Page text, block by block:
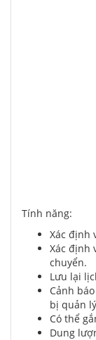
Tính năng:
Xác định
Xác định
chuyển.
Lưu lại
Cảnh
bị quản
Có thể
Dung